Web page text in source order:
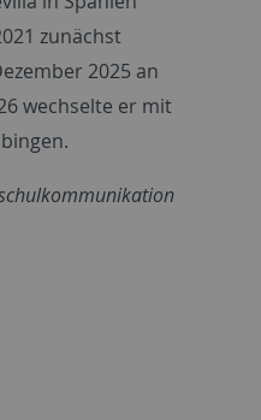
zunächst
2025 an
wechselte er mit